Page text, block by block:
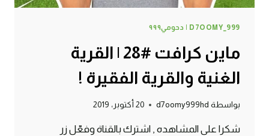
D7OOMY_999 | دحومي٩٩٩
ماين كرافت #28 | القرية
الغنية والقرية الفقيرة !
بواسطة d7oomy999hd 20 أكتوبر، 2019
شكرا على المشاهده , اشترك بالقناة وفعّل زر